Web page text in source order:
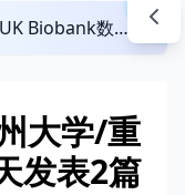
2026年，我为什么劝你认真考虑UK Biobank数据库？来看看这个一对一指导发文班
大学/重
发表2篇